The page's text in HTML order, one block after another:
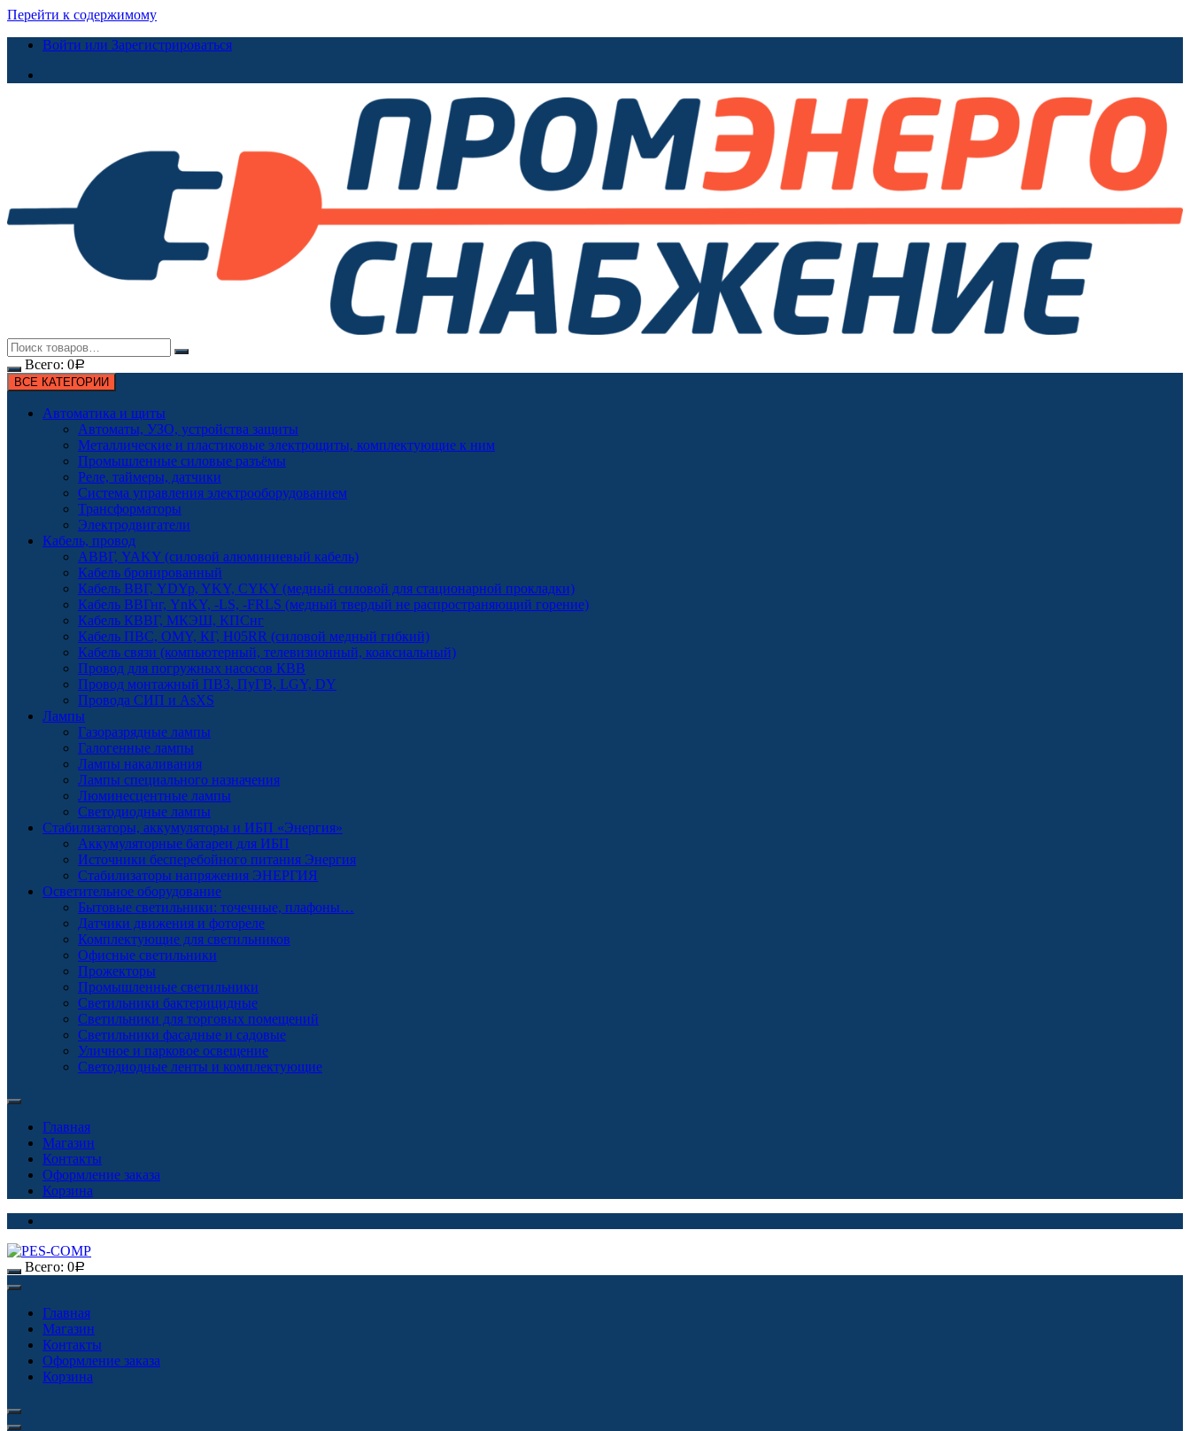
Перейти к содержимому
Войти или Зарегистрироваться
Всего: 0Р
ВСЕ КАТЕГОРИИ
Автоматика и щиты
Автоматы, УЗО, устройства защиты
Металлические и пластиковые электрощиты, комплектующие к ним
Промышленные силовые разъёмы
Реле, таймеры, датчики
Система управления электрооборудованием
Трансформаторы
Электродвигатели
Кабель, провод
АВВГ, YAKY (силовой алюминиевый кабель)
Кабель бронированный
Кабель ВВГ, YDYp, YKY, CYKY (медный силовой для стационарной прокладки)
Кабель ВВГнг, YnKY, -LS, -FRLS (медный твердый не распространяющий горение)
Кабель КВВГ, МКЭШ, КПСнг
Кабель ПВС, OMY, КГ, H05RR (силовой медный гибкий)
Кабель связи (компьютерный, телевизионный, коаксиальный)
Провод для погружных насосов КВВ
Провод монтажный ПВЗ, ПуГВ, LGY, DY
Провода СИП и AsXS
Лампы
Газоразрядные лампы
Галогенные лампы
Лампы накаливания
Лампы специального назначения
Люминесцентные лампы
Светодиодные лампы
Стабилизаторы, аккумуляторы и ИБП «Энергия»
Аккумуляторные батареи для ИБП
Источники бесперебойного питания Энергия
Стабилизаторы напряжения ЭНЕРГИЯ
Осветительное оборудование
Бытовые светильники: точечные, плафоны…
Датчики движения и фотореле
Комплектующие для светильников
Офисные светильники
Прожекторы
Промышленные светильники
Светильники бактерицидные
Светильники для торговых помещений
Светильники фасадные и садовые
Уличное и парковое освещение
Светодиодные ленты и комплектующие
Главная
Магазин
Контакты
Оформление заказа
Корзина
Всего: 0Р
Главная
Магазин
Контакты
Оформление заказа
Корзина